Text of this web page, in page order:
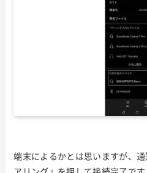
端末によるかとは思いますが、